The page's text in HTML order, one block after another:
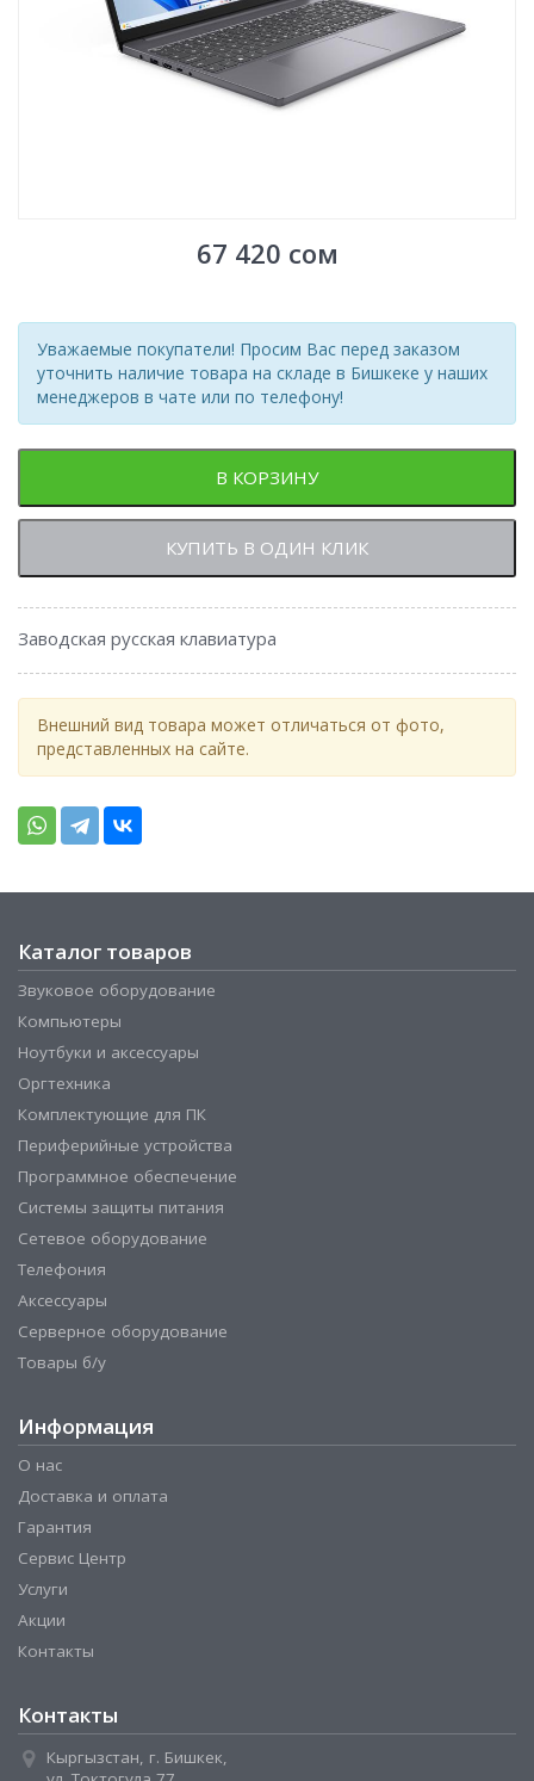
67 420 сом
Уважаемые покупатели! Просим Вас перед заказом
уточнить наличие товара на складе в Бишкеке у наших
менеджеров в чате или по телефону!
В КОРЗИНУ
КУПИТЬ В ОДИН КЛИК
Заводская русская клавиатура
Внешний вид товара может отличаться от фото,
представленных на сайте.
Каталог товаров
Звуковое оборудование
Компьютеры
Ноутбуки и аксессуары
Оргтехника
Комплектующие для ПК
Периферийные устройства
Программное обеспечение
Системы защиты питания
Сетевое оборудование
Телефония
Аксессуары
Серверное оборудование
Товары б/у
Информация
О нас
Доставка и оплата
Гарантия
Сервис Центр
Услуги
Акции
Контакты
Контакты
Кыргызстан, г. Бишкек,